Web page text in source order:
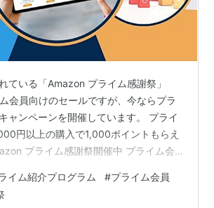
ている「Amazon プライム感謝祭」
会員向けのセールですが、今ならプラ
ャンペーンを開催しています。 プライ
円以上の購入で1,000ポイントもらえ
プライム感謝祭開催中 プライム会
クリックしてプライム会員登録する
2.プライム会員登録後、30日以内に
イム紹介プログラム #プライム会員